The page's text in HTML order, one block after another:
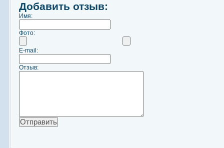
Добавить отзыв:
Имя:
Фото:
E-mail:
Отзыв: